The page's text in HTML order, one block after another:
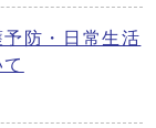
防・日常生活